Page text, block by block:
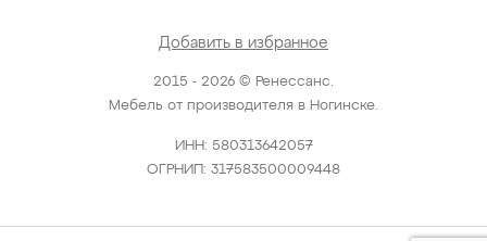
2015 - 2026 © Ренессанс.
Мебель от производителя в Ногинске.
ИНН: 580313642057
ОГРНИП: 317583500009448
Добавить в избранное